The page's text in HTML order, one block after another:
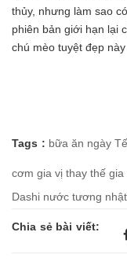
thủy, nhưng làm sao
phiên bản giới hạn lại
chú mèo tuyệt đẹp này
Tags : bữa ăn ngày
cơm gia vị thay thế gia
Dashi nước tương nhật
Chia sẻ bài viết: